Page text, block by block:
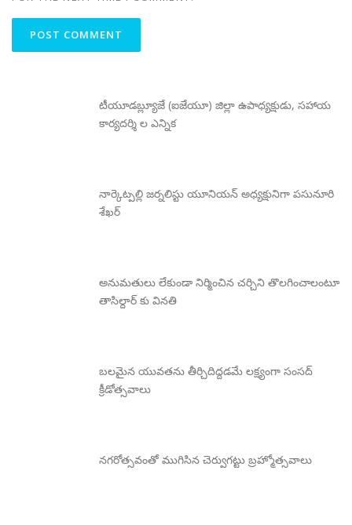
టీయూడబ్ల్యూజే (ఐజేయూ) జిల్లా ఉపాధ్యక్షుడు, సహాయ
కార్యదర్శి ల ఎన్నిక
నార్కెట్పల్లి జర్నలిస్టు యూనియన్ అధ్యక్షునిగా పసునూరి
శేఖర్
అనుమతులు లేకుండా నిర్మించిన చర్చిని తొలగించాలంటూ
తాసిల్దార్ కు వినతి
బలమైన యువతను తీర్చిదిద్దడమే లక్ష్యంగా సంసద్
క్రీడోత్సవాలు
నగరోత్సవంతో ముగిసిన చెర్వుగట్టు బ్రహ్మోత్సవాలు